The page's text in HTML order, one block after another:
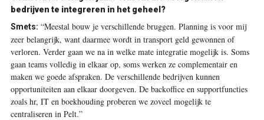
bedrijven te integreren in het geheel?
Smets: “Meestal bouw je verschillende bruggen. Planning is voor mij
zeer belangrijk, want daarmee wordt in transport geld gewonnen of
verloren. Verder gaan we na in welke mate integratie mogelijk is. Soms
gaan teams volledig in elkaar op, soms werken ze complementair en
maken we goede afspraken. De verschillende bedrijven kunnen
opportuniteiten aan elkaar doorgeven. De backoffice en supportfuncties
zoals hr, IT en boekhouding proberen we zoveel mogelijk te
centraliseren in Pelt.”